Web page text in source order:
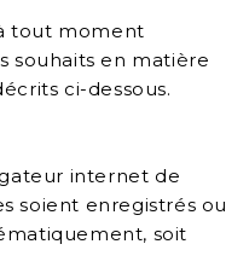
tout moment
souhaits en matière
ci-dessous.
internet de
soient enregistrés ou
soit